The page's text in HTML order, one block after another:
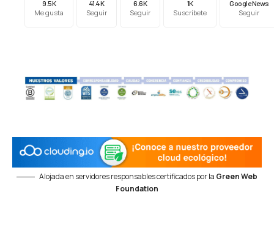
9.5K
Me gusta
41.4K
Seguir
6.6K
Seguir
1K
Suscríbete
Google News
Seguir
Alojada en servidores responsables certificados por la Green Web
Foundation